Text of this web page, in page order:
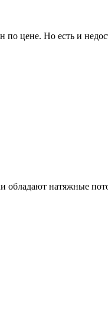
по цене. Но есть и
обладают натяжные